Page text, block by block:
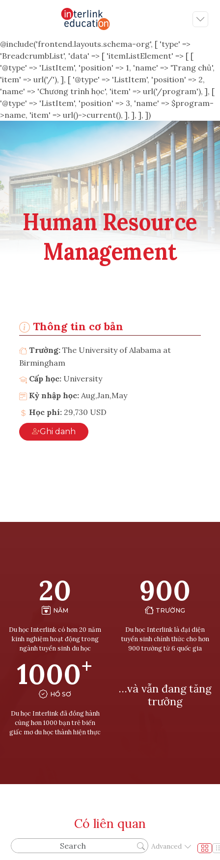
@include('frontend.layouts.schema-org', [ 'type' =>
'BreadcrumbList', 'data' => [ 'itemListElement' => [ [
'@type' => 'ListItem', 'position' => 1, 'name' => 'Trang chủ',
'item' => url('/'), ], [ '@type' => 'ListItem', 'position' => 2,
'name' => 'Chương trình học', 'item' => url('/program'), ], [
'@type' => 'ListItem', 'position' => 3, 'name' => $program-
>name, 'item' => url()->current(), ], ], ], ])
Human Resource
Management
Thông tin cơ bản
Trường: The University of Alabama at
Birmingham
Cấp học: University
Kỳ nhập học: Aug,Jan,May
Học phí: 29,730 USD
Ghi danh
20
NĂM
Du học Interlink có hơn 20 năm
kinh nghiệm hoạt động trong
ngành tuyển sinh du học
900
TRƯỜNG
Du học Interlink là đại diện
tuyển sinh chính thức cho hơn
900 trường từ 6 quốc gia
1000+
HỒ SƠ
Du học Interlink đã đồng hành
cùng hơn 1000 bạn trẻ biến
giấc mơ du học thành hiện thực
…và vẫn đang tăng
trưởng
Có liên quan
Advanced